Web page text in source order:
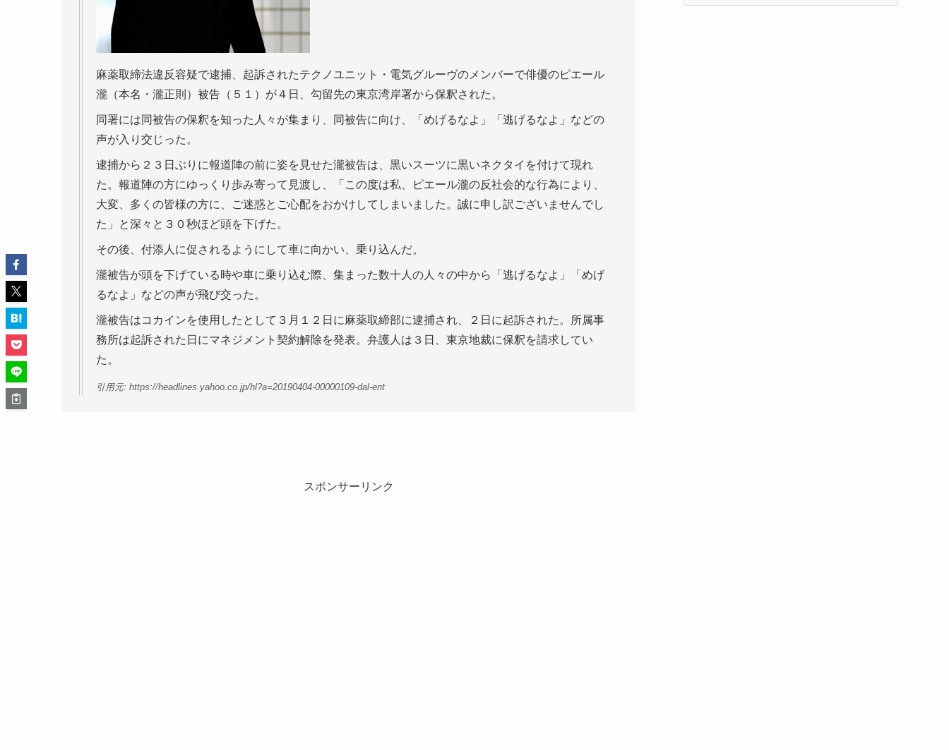
麻薬取締法違反容疑で逮捕、起訴されたテクノユニット・電気グルーヴのメンバーで俳優のピエール
瀧（本名・瀧正則）被告（５１）が４日、勾留先の東京湾岸署から保釈された。
同署には同被告の保釈を知った人々が集まり、同被告に向け、「めげるなよ」「逃げるなよ」などの
声が入り交じった。
逮捕から２３日ぶりに報道陣の前に姿を見せた瀧被告は、黒いスーツに黒いネクタイを付けて現れ
た。報道陣の方にゆっくり歩み寄って見渡し、「この度は私、ピエール瀧の反社会的な行為により、
大変、多くの皆様の方に、ご迷惑とご心配をおかけしてしまいました。誠に申し訳ございませんでし
た」と深々と３０秒ほど頭を下げた。
その後、付添人に促されるようにして車に向かい、乗り込んだ。
瀧被告が頭を下げている時や車に乗り込む際、集まった数十人の人々の中から「逃げるなよ」「めげ
るなよ」などの声が飛び交った。
瀧被告はコカインを使用したとして３月１２日に麻薬取締部に逮捕され、２日に起訴された。所属事
務所は起訴された日にマネジメント契約解除を発表。弁護人は３日、東京地裁に保釈を請求してい
た。
引用元: https://headlines.yahoo.co.jp/hl?a=20190404-00000109-dal-ent
スポンサーリンク